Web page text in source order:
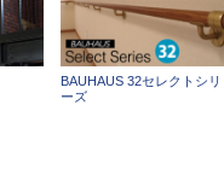
BAUHAUS 32セレクトシリ
ーズ